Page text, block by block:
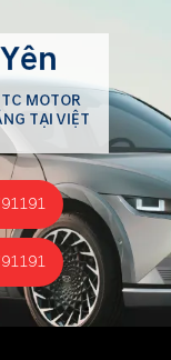
MOTOR
TẠI VIỆT